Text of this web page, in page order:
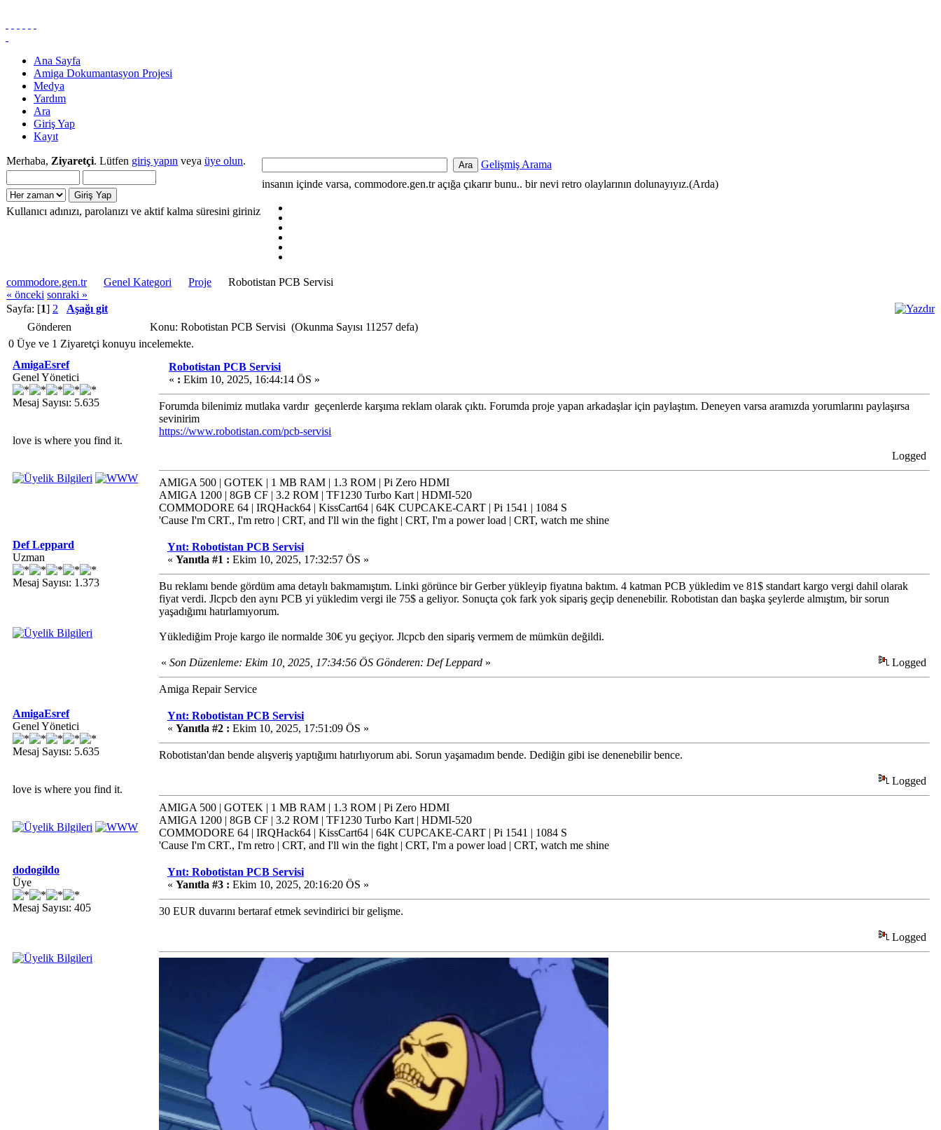
Ana Sayfa
Amiga Dokumantasyon Projesi
Medya
Yardım
Ara
Giriş Yap
Kayıt
Merhaba, Ziyaretçi. Lütfen giriş yapın veya üye olun.
Kullanıcı adınızı, parolanızı ve aktif kalma süresini giriniz
Gelişmiş Arama
insanın içinde varsa, commodore.gen.tr açığa çıkarır bunu.. bir nevi retro olaylarının dolunayıyız.(Arda)
commodore.gen.tr Genel Kategori Proje
Robotistan PCB Servisi
« önceki sonraki »
Sayfa: [1] 2
Aşağı git
Gönderen
Konu: Robotistan PCB Servisi (Okunma Sayısı 11257 defa)
0 Üye ve 1 Ziyaretçi konuyu incelemekte.
AmigaEsref
Genel Yönetici
Mesaj Sayısı: 5.635
love is where you find it.
Robotistan PCB Servisi
« : Ekim 10, 2025, 16:44:14 ÖS »
Forumda bilenimiz mutlaka vardır geçenlerde karşıma reklam olarak çıktı. Forumda proje yapan arkadaşlar için paylaştım. Deneyen varsa aramızda yorumlarını paylaşırsa
sevinirim
https://www.robotistan.com/pcb-servisi
Logged
AMIGA 500 | GOTEK | 1 MB RAM | 1.3 ROM | Pi Zero HDMI
AMIGA 1200 | 8GB CF | 3.2 ROM | TF1230 Turbo Kart | HDMI-520
COMMODORE 64 | IRQHack64 | KissCart64 | 64K CUPCAKE-CART | Pi 1541 | 1084 S
'Cause I'm CRT., I'm retro | CRT, and I'll win the fight | CRT, I'm a power load | CRT, watch me shine
Def Leppard
Uzman
Mesaj Sayısı: 1.373
Ynt: Robotistan PCB Servisi
« Yanıtla #1 : Ekim 10, 2025, 17:32:57 ÖS »
Bu reklamı bende gördüm ama detaylı bakmamıştım. Linki görünce bir Gerber yükleyip fiyatına baktım. 4 katman PCB yükledim ve 81$ standart kargo vergi dahil olarak
fiyat verdi. Jlcpcb den aynı PCB yi yükledim vergi ile 75$ a geliyor. Sonuçta çok fark yok sipariş geçip denenebilir. Robotistan dan başka şeylerde almıştım, bir sorun
yaşadığımı hatırlamıyorum.
Yüklediğim Proje kargo ile normalde 30€ yu geçiyor. Jlcpcb den sipariş vermem de mümkün değildi.
« Son Düzenleme: Ekim 10, 2025, 17:34:56 ÖS Gönderen: Def Leppard » Logged
Amiga Repair Service
AmigaEsref
Genel Yönetici
Mesaj Sayısı: 5.635
love is where you find it.
Ynt: Robotistan PCB Servisi
« Yanıtla #2 : Ekim 10, 2025, 17:51:09 ÖS »
Robotistan'dan bende alışveriş yaptığımı hatırlıyorum abi. Sorun yaşamadım bende. Dediğin gibi ise denenebilir bence.
Logged
AMIGA 500 | GOTEK | 1 MB RAM | 1.3 ROM | Pi Zero HDMI
AMIGA 1200 | 8GB CF | 3.2 ROM | TF1230 Turbo Kart | HDMI-520
COMMODORE 64 | IRQHack64 | KissCart64 | 64K CUPCAKE-CART | Pi 1541 | 1084 S
'Cause I'm CRT., I'm retro | CRT, and I'll win the fight | CRT, I'm a power load | CRT, watch me shine
dodogildo
Üye
Mesaj Sayısı: 405
Ynt: Robotistan PCB Servisi
« Yanıtla #3 : Ekim 10, 2025, 20:16:20 ÖS »
30 EUR duvarını bertaraf etmek sevindirici bir gelişme.
Logged